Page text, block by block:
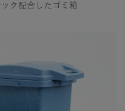
ク配合したゴミ箱